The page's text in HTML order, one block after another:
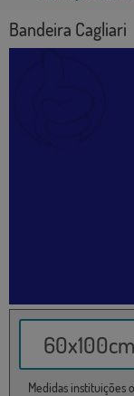
Bandeira Cagliari
Medidas instituições